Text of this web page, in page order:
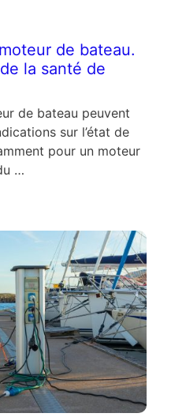
de bateau.
la santé de
de bateau peuvent
sur l’état de
pour un moteur
…